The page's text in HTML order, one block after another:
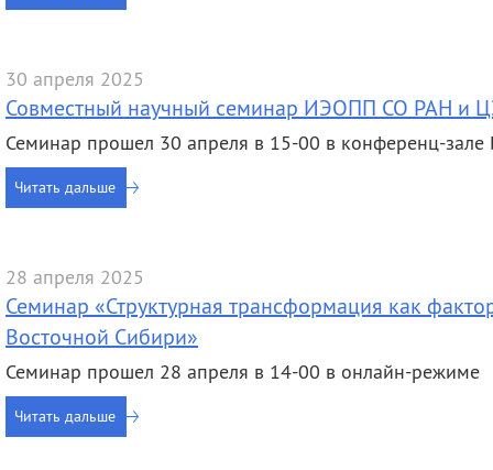
30 апреля 2025
Совместный научный семинар ИЭОПП СО РАН и
Семинар прошел 30 апреля в 15-00 в конференц-
Читать дальше
28 апреля 2025
Семинар «Структурная трансформация как
Восточной Сибири»
Семинар прошел 28 апреля в 14-00 в онлайн-режиме
Читать дальше